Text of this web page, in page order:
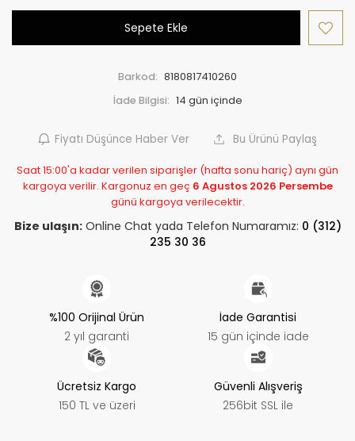
Sepete Ekle
Barkod: 8180817410260
İade Bilgisi:
Fiyatı Düşünce Haber Ver Bu Ürünü Paylaş
Saat 15:00'a kadar verilen siparişler (hafta sonu hariç) aynı gün
kargoya verilir. Kargonuz en geç 6 Agustos 2026 Persembe
günü kargoya verilecektir.
Bize ulaşın:Online Chat yada Telefon Numaramız: 0 (312)
235 30 36
%100 Orijinal Ürün
2 yıl garanti
İade Garantisi
15 gün içinde iade
Ücretsiz Kargo
150 TL ve üzeri
Güvenli Alışveriş
256bit SSL ile